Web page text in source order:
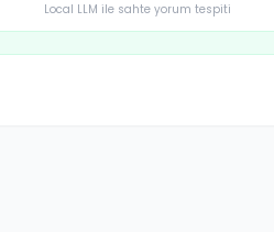
Local LLM ile sahte yorum tespiti